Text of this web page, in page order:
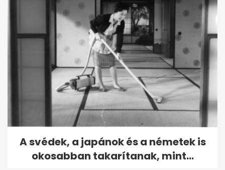
A svédek, a japánok és a németek is
okosabban takarítanak, mint...